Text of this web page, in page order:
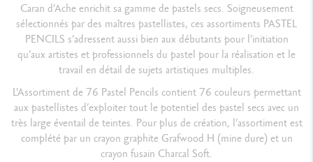
Caran d’Ache enrichit sa gamme de pastels secs. Soigneusement
sélectionnés par des maîtres pastellistes, ces assortiments PASTEL
PENCILS s’adressent aussi bien aux débutants pour l’initiation
qu’aux artistes et professionnels du pastel pour la réalisation et le
travail en détail de sujets artistiques multiples.
L'Assortiment de 76 Pastel Pencils contient 76 couleurs permettant
aux pastellistes d’exploiter tout le potentiel des pastel secs avec un
très large éventail de teintes. Pour plus de création, l’assortiment est
complété par un crayon graphite Grafwood H (mine dure) et un
crayon fusain Charcal Soft.